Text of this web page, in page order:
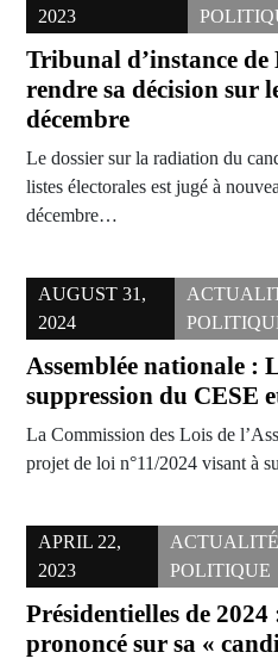
2023
Tribunal d’instance
rendre sa décision sur
décembre
Le dossier sur la radiation du
listes électorales est jugé à
décembre…
AUGUST 31,
2024
Assemblée nationale :
suppression du CESE
La Commission des Lois de
projet de loi n°11/2024 visant à
APRIL 22,
2023
ACTUALITÉ
POLITIQUE
Présidentielles de
prononcé sur sa «